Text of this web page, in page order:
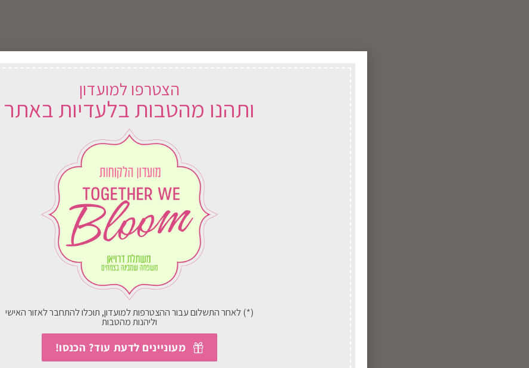
הצטרפו למועדון
ותהנו מהטבות בלעדיות באתר
(*) לאחר התשלום עבור ההצטרפות למועדון, תוכלו להתחבר לאזור האישי
וליהנות מהטבות
מעוניינים לדעת עוד? הכנסו!